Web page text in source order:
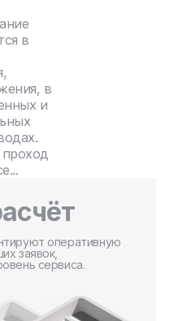
в
в
и
оперативную
заявок,
сервиса.